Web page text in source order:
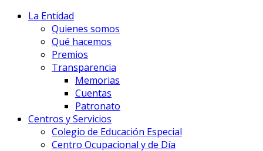
La Entidad
Quienes somos
Qué hacemos
Premios
Transparencia
Memorias
Cuentas
Patronato
Centros y Servicios
Colegio de Educación Especial
Centro Ocupacional y de Día